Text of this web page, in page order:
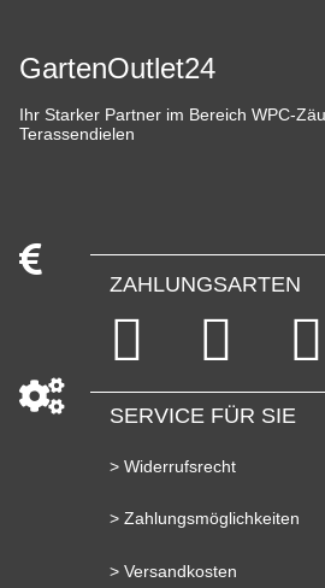
GartenOutlet24
Ihr Starker Partner im Bereich WPC-
Terassendielen
ZAHLUNGSARTEN
SERVICE FÜR SIE
> Widerrufsrecht
> Zahlungsmöglichkeiten
> Versandkosten